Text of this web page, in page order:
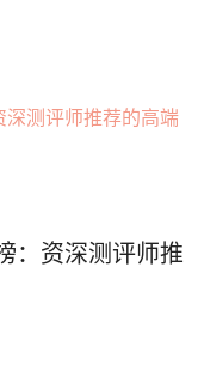
：资深测评师推